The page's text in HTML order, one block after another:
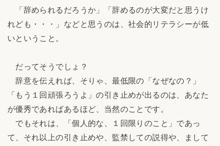
「辞められるだろうか」「辞めるのが大変だと思うけ
れども・・・」などと思うのは、社会的リテラシーが低
いということ。
だってそうでしょ？
辞意を伝えれば、そりゃ、最低限の「なぜなの？」
「もう１回頑張ろうよ」の引き止めが出るのは、あなた
が優秀であればあるほど、当然のことです。
でもそれは、「個人的な、１回限りのこと」であっ
て、それ以上の引き止めや、監禁しての説得や、まして